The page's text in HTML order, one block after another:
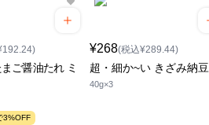
ご醤油たれ ミ
3%OFF
¥268(税込¥289.44)
超・細か~い きざみ納豆
40g×3